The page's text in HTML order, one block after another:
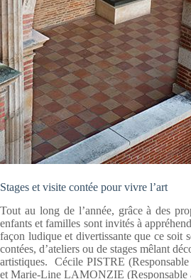
Stages et visite contée pour vivre l’art
Tout au long de l’année, grâce à des
enfants et familles sont invités à
façon ludique et divertissante que ce soit
contées, d’ateliers ou de stages mêlant
artistiques. Cécile PISTRE
et Marie-Line LAMONZIE (Responsable